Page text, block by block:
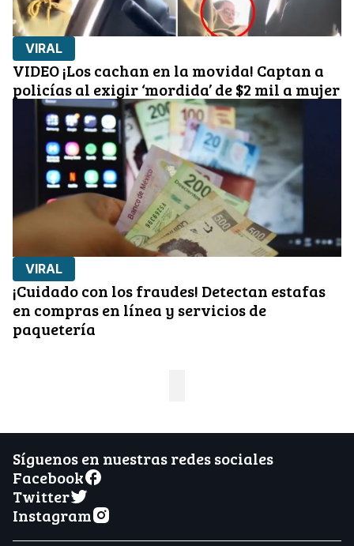
VIRAL
VIDEO ¡Los cachan en la movida! Captan a
policías al exigir ‘mordida’ de $2 mil a mujer
VIRAL
¡Cuidado con los fraudes! Detectan estafas
en compras en línea y servicios de
paquetería
Síguenos en nuestras redes sociales
Facebook
Twitter
Instagram